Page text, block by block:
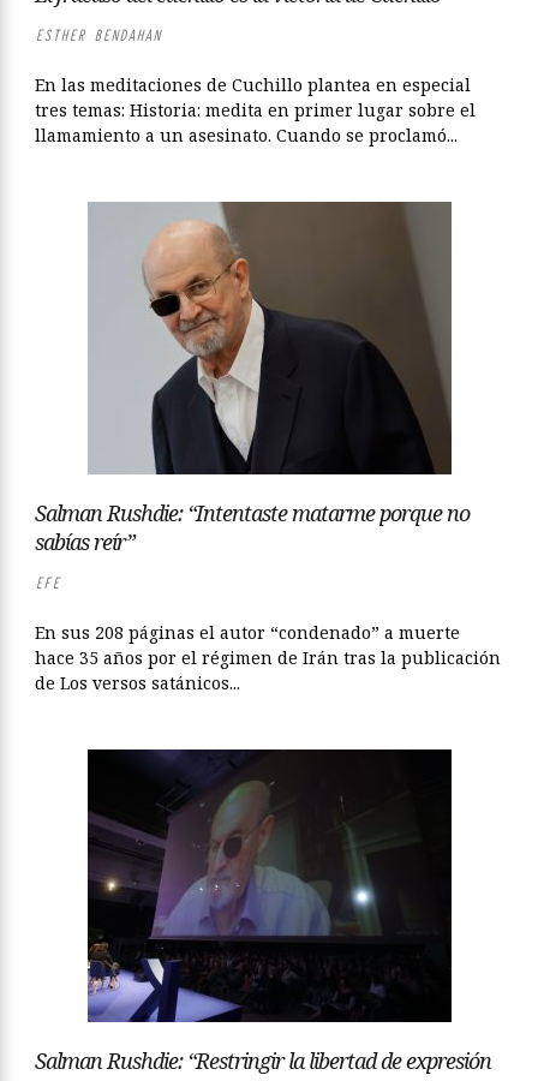
ESTHER BENDAHAN
En las meditaciones de Cuchillo plantea en especial
tres temas: Historia: medita en primer lugar sobre el
llamamiento a un asesinato. Cuando se proclamó...
Salman Rushdie: “Intentaste matarme porque no
sabías reír”
EFE
En sus 208 páginas el autor “condenado” a muerte
hace 35 años por el régimen de Irán tras la publicación
de Los versos satánicos...
Salman Rushdie: “Restringir la libertad de expresión